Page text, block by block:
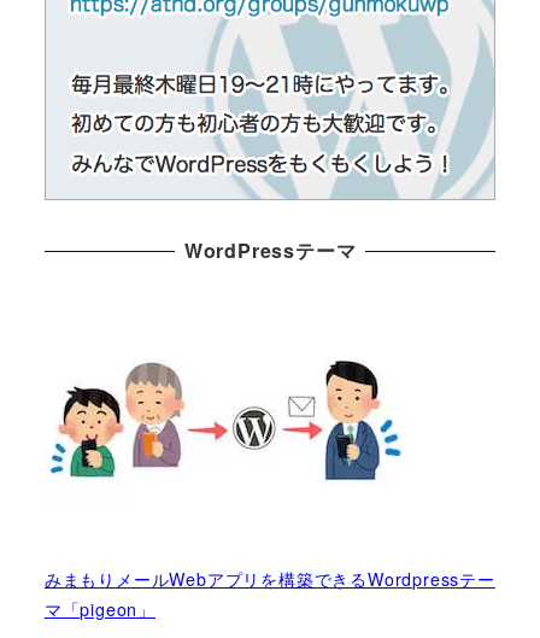
WordPressテーマ
みまもりメールWebアプリを構築できるWordpressテー
マ「pigeon」